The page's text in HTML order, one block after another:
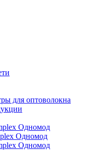
для оптоволокна
Одномод
Одномод
Одномод